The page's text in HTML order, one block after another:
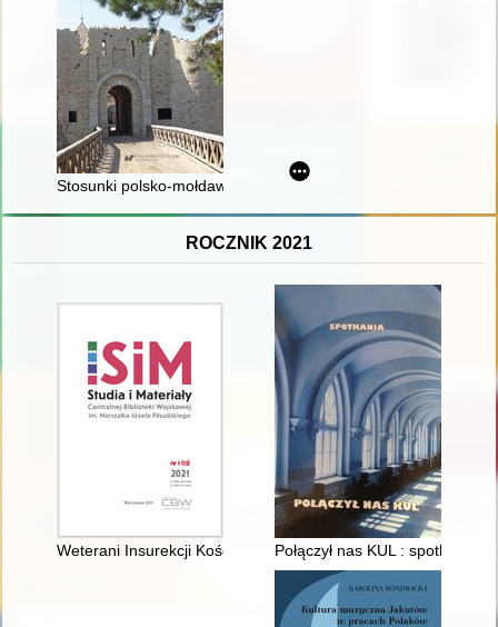
Stosunki polsko-mołdawskie w kontekście relacji z Węgrami i
ROCZNIK 2021
Weterani Insurekcji Kościuszkowskiej w powstaniu 1806 roku
Połączył nas KUL : spotkania